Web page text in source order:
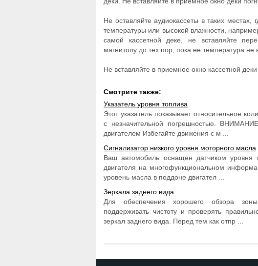
Не оставляйте аудиокассеты в таких местах,
температуры или высокой влажности,
самой кассетной деке, не вставляйте
магнитолу до тех пор, пока ее температура не
Не вставляйте в приемное окно кассетной
Смотрите также:
Указатель уровня топлива
Этот указатель показывает относительное
с незначительной погрешностью.
двигателем Избегайте движения с м ...
Сигнализатор низкого уровня моторного масла
Ваш автомобиль оснащен датчиком
двигателя на многофункциональном
уровень масла в поддоне двигател ...
Зеркала заднего вида
Для обеспечения хорошего обзора
поддерживать чистоту и проверять
зеркал заднего вида. Перед тем как отпр ...